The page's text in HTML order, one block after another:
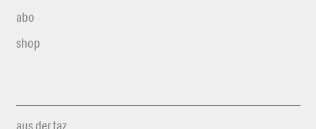
abo
shop
aus der taz